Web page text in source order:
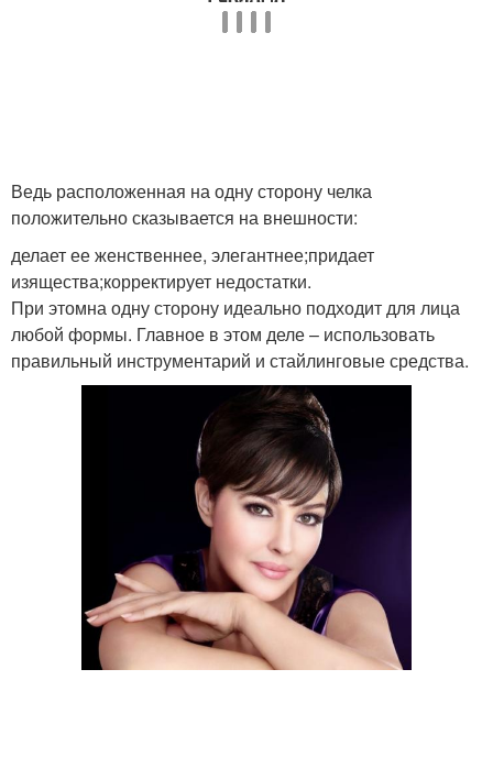
Ведь расположенная на одну сторону челка
положительно сказывается на внешности:
делает ее женственнее, элегантнее;придает
изящества;корректирует недостатки.
При этомна одну сторону идеально подходит для лица
любой формы. Главное в этом деле – использовать
правильный инструментарий и стайлинговые средства.